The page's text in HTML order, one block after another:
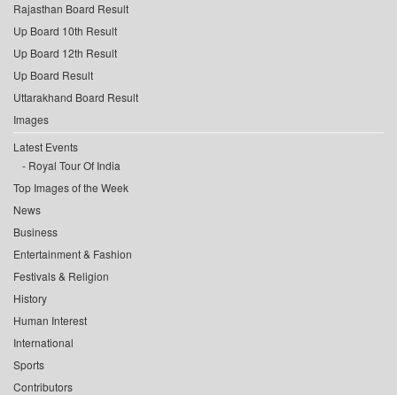
Rajasthan Board Result
Up Board 10th Result
Up Board 12th Result
Up Board Result
Uttarakhand Board Result
Images
Latest Events
Royal Tour Of India
Top Images of the Week
News
Business
Entertainment & Fashion
Festivals & Religion
History
Human Interest
International
Sports
Contributors